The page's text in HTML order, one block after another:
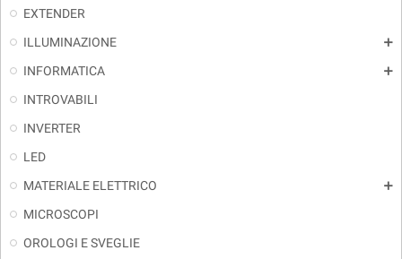
EXTENDER
ILLUMINAZIONE
add
INFORMATICA add
INTROVABILI
INVERTER
LED
MATERIALE ELETTRICO
add
MICROSCOPI
OROLOGI E SVEGLIE